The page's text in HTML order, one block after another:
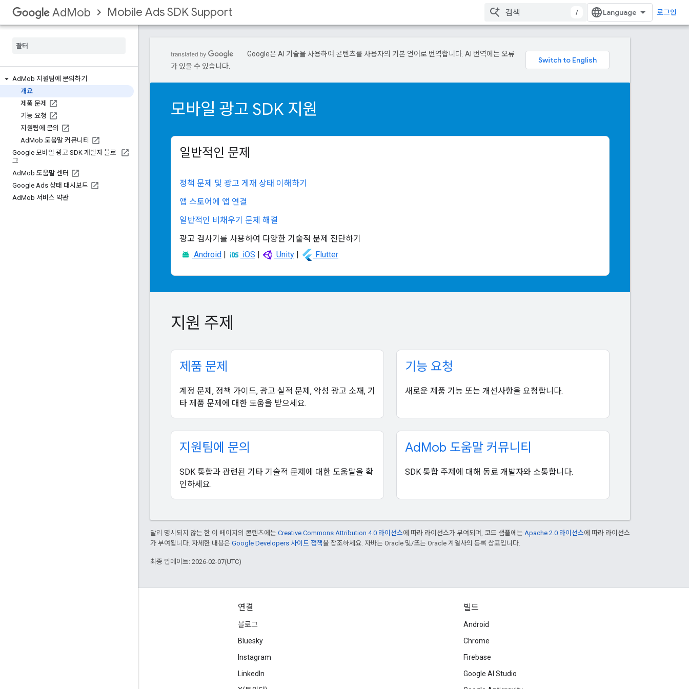
AdMob Mobile Ads SDK Support / 로그인
AdMob 지원팀에 문의하기
개요
제품 문제
기능 요청
지원팀에 문의
AdMob 도움말 커뮤니티
Google 모바일 광고 SDK 개발자 블로
그
AdMob 도움말 센터
Google Ads 상태 대시보드
AdMob 서비스 약관
Google은 AI 기술을 사용하여 콘텐츠를 사용자의 기본 언어로 번역합니다. AI 번역에는 오류
가 있을 수 있습니다.
모바일 광고 SDK 지원
일반적인 문제
정책 문제 및 광고 게재 상태 이해하기
앱 스토어에 앱 연결
일반적인 비채우기 문제 해결
광고 검사기를 사용하여 다양한 기술적 문제 진단하기
Android | iOS | Unity | Flutter
지원 주제
제품 문제
계정 문제, 정책 가이드, 광고 실적 문제, 악성 광고 소재, 기
타 제품 문제에 대한 도움을 받으세요.
기능 요청
새로운 제품 기능 또는 개선사항을 요청합니다.
지원팀에 문의
SDK 통합과 관련된 기타 기술적 문제에 대한 도움말을 확
인하세요.
AdMob 도움말 커뮤니티
SDK 통합 주제에 대해 동료 개발자와 소통합니다.
달리 명시되지 않는 한 이 페이지의 콘텐츠에는 Creative Commons Attribution 4.0 라이선스에 따라 라이선스가 부여되며, 코드 샘플에는 Apache 2.0 라이선스에 따라 라이선스
가 부여됩니다. 자세한 내용은 Google Developers 사이트 정책을 참조하세요. 자바는 Oracle 및/또는 Oracle 계열사의 등록 상표입니다.
최종 업데이트: 2026-02-07(UTC)
연결
블로그
Bluesky
Instagram
LinkedIn
빌드
Android
Chrome
Firebase
Google AI Studio